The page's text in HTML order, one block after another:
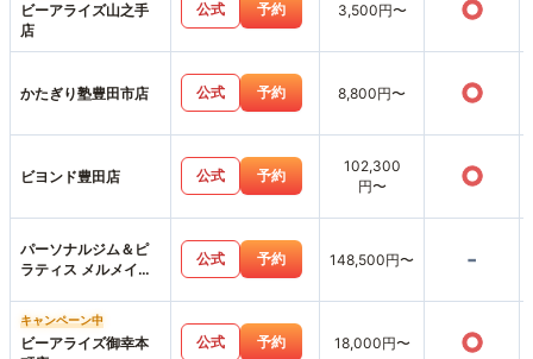
ビーアライズ山之手
店
公式 予約 3,500円〜 ○
かたぎり塾豊田市店 公式 予約 8,800円〜 ○
ビヨンド豊田店 公式 予約
102,300
円〜
○
パーソナルジム＆ピ
ラティス メルメイク
公式 予約 148,500円〜 -
キャンペーン中
ビーアライズ御幸本
公式 予約 18,000円〜 ○